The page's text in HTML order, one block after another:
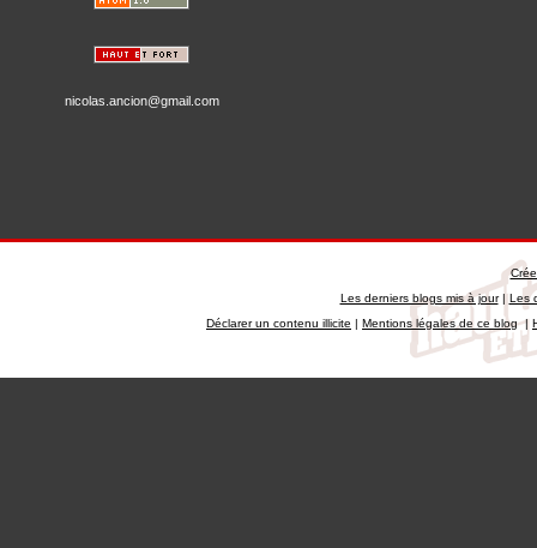
nicolas.ancion@gmail.com
Les derniers blogs mis à jour|Les
Déclarer un contenu illicite | Mentions légales de ce blog|